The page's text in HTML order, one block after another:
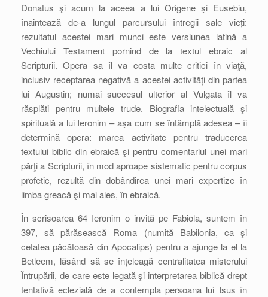
Donatus şi acum la aceea a lui Origene şi Eusebiu,
înaintează de-a lungul parcursului întregii sale vieți:
rezultatul acestei mari munci este versiunea latină a
Vechiului Testament pornind de la textul ebraic al
Scripturii. Opera sa îl va costa multe critici în viaţă,
inclusiv receptarea negativă a acestei activități din partea
lui Augustin; numai succesul ulterior al Vulgata îl va
răsplăti pentru multele trude. Biografia intelectuală şi
spirituală a lui Ieronim – aşa cum se întâmplă adesea – îi
determină opera: marea activitate pentru traducerea
textului biblic din ebraică şi pentru comentariul unei mari
părţi a Scripturii, în mod aproape sistematic pentru corpus
profetic, rezultă din dobândirea unei mari expertize în
limba greacă şi mai ales, în ebraică.
În scrisoarea 64 Ieronim o invită pe Fabiola, suntem în
397, să părăsească Roma (numită Babilonia, ca şi
cetatea păcătoasă din Apocalips) pentru a ajunge la el la
Betleem, lăsând să se înțeleagă centralitatea misterului
Întrupării, de care este legată şi interpretarea biblică drept
tentativă eclezială de a contempla persoana lui Isus în